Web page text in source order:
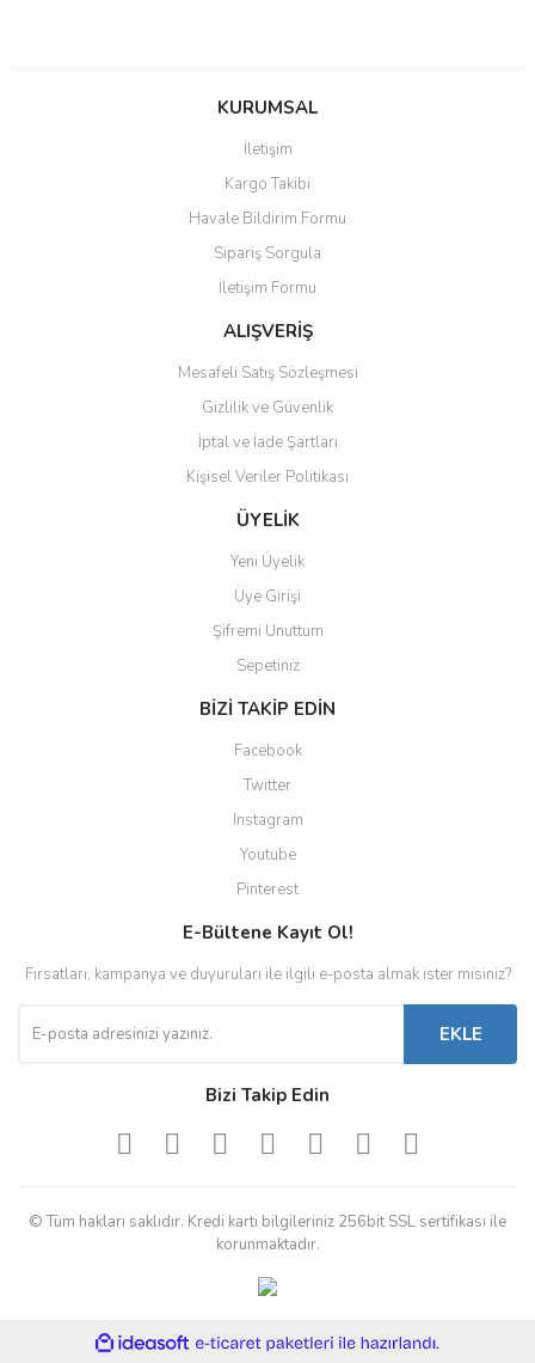
KURUMSAL
İletişim
Kargo Takibi
Havale Bildirim Formu
Sipariş Sorgula
İletişim Formu
ALIŞVERİŞ
Mesafeli Satış Sözleşmesi
Gizlilik ve Güvenlik
İptal ve İade Şartları
Kişisel Veriler Politikası
ÜYELİK
Yeni Üyelik
Üye Girişi
Şifremi Unuttum
Sepetiniz
BİZİ TAKİP EDİN
Facebook
Twitter
Instagram
Youtube
Pinterest
E-Bültene Kayıt Ol!
Fırsatları, kampanya ve duyuruları ile ilgili e-posta almak ister misiniz?
EKLE
Bizi Takip Edin
© Tüm hakları saklıdır. Kredi kartı bilgileriniz 256bit SSL sertifikası ile
korunmaktadır.
ideasoft
e-